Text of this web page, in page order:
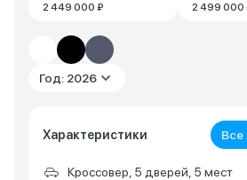
2 449 000 ₽
2 499 000
Год: 2026
Характеристики Все
Кроссовер, 5 дверей, 5 мест